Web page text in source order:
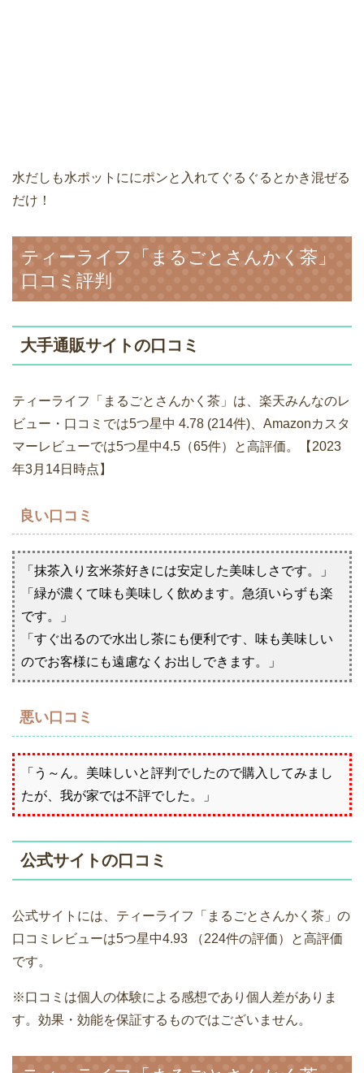
水だしも水ポットににポンと入れてぐるぐるとかき混ぜる
だけ！
ティーライフ「まるごとさんかく茶」
口コミ評判
大手通販サイトの口コミ
ティーライフ「まるごとさんかく茶」は、楽天みんなのレ
ビュー・口コミでは5つ星中 4.78 (214件)、Amazonカスタ
マーレビューでは5つ星中4.5（65件）と高評価。【2023
年3月14日時点】
良い口コミ
「抹茶入り玄米茶好きには安定した美味しさです。」
「緑が濃くて味も美味しく飲めます。急須いらずも楽
です。」
「すぐ出るので水出し茶にも便利です、味も美味しい
のでお客様にも遠慮なくお出しできます。」
悪い口コミ
「う～ん。美味しいと評判でしたので購入してみまし
たが、我が家では不評でした。」
公式サイトの口コミ
公式サイトには、ティーライフ「まるごとさんかく茶」の
口コミレビューは5つ星中4.93 （224件の評価）と高評価
です。
※口コミは個人の体験による感想であり個人差がありま
す。効果・効能を保証するものではございません。